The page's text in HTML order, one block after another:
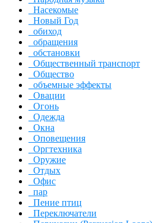
Насекомые
Новый Год
обиход
обращения
обстановки
Общественный транспорт
Общество
объемные эффекты
Овации
Огонь
Одежда
Окна
Оповещения
Оргтехника
Оружие
Отдых
Офис
пар
Пение птиц
Переключатели